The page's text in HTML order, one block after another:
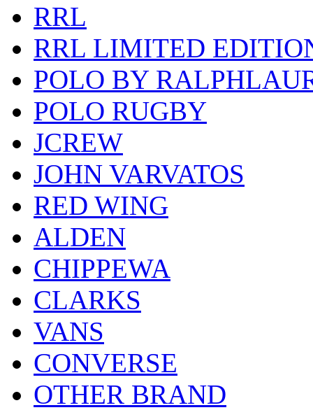
RRL
RRL LIMITED
POLO BY
POLO RUGBY
JCREW
JOHN VARVATOS
RED WING
ALDEN
CHIPPEWA
CLARKS
VANS
CONVERSE
OTHER BRAND